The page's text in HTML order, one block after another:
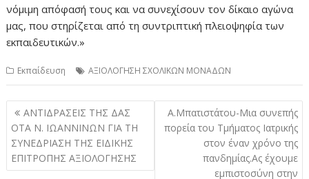
νόμιμη απόφασή τους και να συνεχίσουν τον δίκαιο αγώνα
μας, που στηρίζεται από τη συντριπτική πλειοψηφία των
εκπαιδευτικών.»
Εκπαίδευση ΑΞΙΟΛΟΓΗΣΗ ΣΧΟΛΙΚΩΝ ΜΟΝΑΔΩΝ
Πλοήγηση
άρθρων
ΑΝΤΙΔΡΑΣΕΙΣ ΤΗΣ ΔΑΣ
ΟΤΑ Ν. ΙΩΑΝΝΙΝΩΝ ΓΙΑ ΤΗ
ΣΥΝΕΔΡΙΑΣΗ ΤΗΣ ΕΙΔΙΚΗΣ
ΕΠΙΤΡΟΠΗΣ ΑΞΙΟΛΟΓΗΣΗΣ
Α.Μπατιστάτου-Μια συνεπής
πορεία του Τμήματος Ιατρικής
στον έναν χρόνο της
πανδημίας.Ας έχουμε
εμπιστοσύνη στην